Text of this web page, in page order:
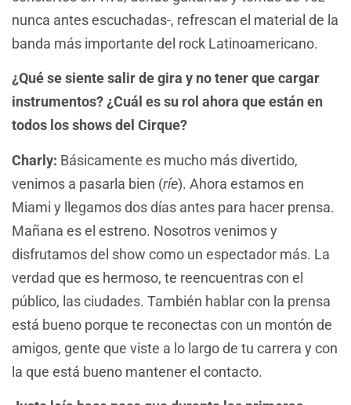
nunca antes escuchadas-, refrescan el material de la
banda más importante del rock Latinoamericano.
¿Qué se siente salir de gira y no tener que cargar
instrumentos? ¿Cuál es su rol ahora que están en
todos los shows del Cirque?
Charly: Básicamente es mucho más divertido,
venimos a pasarla bien (ríe). Ahora estamos en
Miami y llegamos dos días antes para hacer prensa.
Mañana es el estreno. Nosotros venimos y
disfrutamos del show como un espectador más. La
verdad que es hermoso, te reencuentras con el
público, las ciudades. También hablar con la prensa
está bueno porque te reconectas con un montón de
amigos, gente que viste a lo largo de tu carrera y con
la que está bueno mantener el contacto.